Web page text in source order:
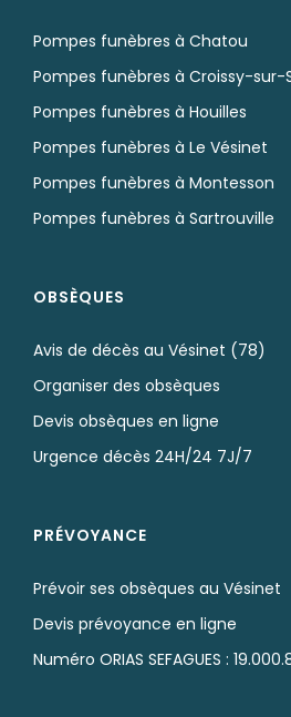
Pompes funèbres à Chatou
Pompes funèbres à Croissy-sur-
Pompes funèbres à Houilles
Pompes funèbres à Le Vésinet
Pompes funèbres à Montesson
Pompes funèbres à Sartrouville
OBSÈQUES
Avis de décès au Vésinet (78)
Organiser des obsèques
Devis obsèques en ligne
Urgence décès 24H/24 7J/7
PRÉVOYANCE
Prévoir ses obsèques au Vésinet
Devis prévoyance en ligne
Numéro ORIAS SEFAGUES :